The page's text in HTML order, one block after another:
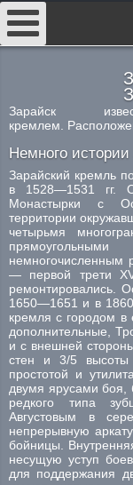
Зарайск
кремлем.
Немного истории
Зарайский кремль
в 1528—1531 гг.
Монастырки с
территории
четырьмя
немногочисленным
— первой трети
ремонтировались.
1650—1651 и в
кремля с городом в
дополнительные,
и с внешней
стен и 3/5 высоты
простотой и
двумя ярусами боя,
редкого типа
Августовым в
непрерывную
бойницы.
несущую уступ
для поддержания